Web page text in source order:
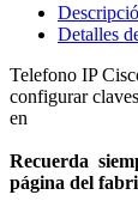
Detalles
Telefono IP
configurar
en
Recuerda
página del